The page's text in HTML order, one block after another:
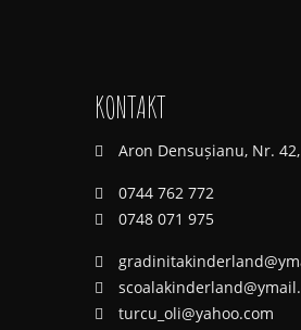
KONTAKT
Aron Densușianu, Nr.
0744 762 772
0748 071 975
turcu_oli@yahoo.com